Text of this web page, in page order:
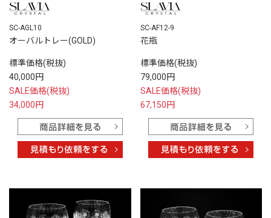
SC-AGL10
オーバルトレー(GOLD)
標準価格(税抜)
40,000円
SALE価格(税抜)
34,000円
SC-AF12-9
花瓶
標準価格(税抜)
79,000円
SALE価格(税抜)
67,150円